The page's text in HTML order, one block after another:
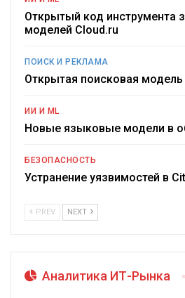
Открытый код инструмента
моделей Cloud.ru
ПОИСК И РЕКЛАМА
Открытая поисковая модель
ИИ И ML
Новые языковые модели в
БЕЗОПАСНОСТЬ
Устранение уязвимостей в
PREV NEXT
Аналитика ИТ-Рынка